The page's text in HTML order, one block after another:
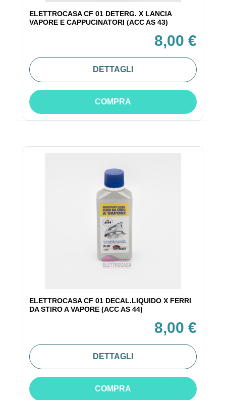
ELETTROCASA CF 01 DETERG. X LANCIA
VAPORE E CAPPUCINATORI (ACC AS 43)
8,00 €
DETTAGLI
COMPRA
ELETTROCASA CF 01 DECAL.LIQUIDO X FERRI
DA STIRO A VAPORE (ACC AS 44)
8,00 €
DETTAGLI
COMPRA